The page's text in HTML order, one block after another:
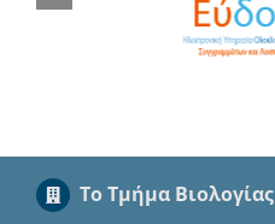
Το Τμήμα Βιολογίας